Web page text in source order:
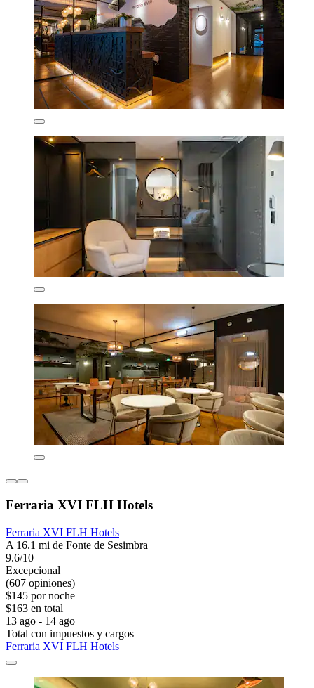
Ferraria XVI FLH Hotels
Ferraria XVI FLH Hotels
A 16.1 mi de Fonte de Sesimbra
9.6/10
Excepcional
(607 opiniones)
$145 por noche
$163 en total
13 ago - 14 ago
Total con impuestos y cargos
Ferraria XVI FLH Hotels